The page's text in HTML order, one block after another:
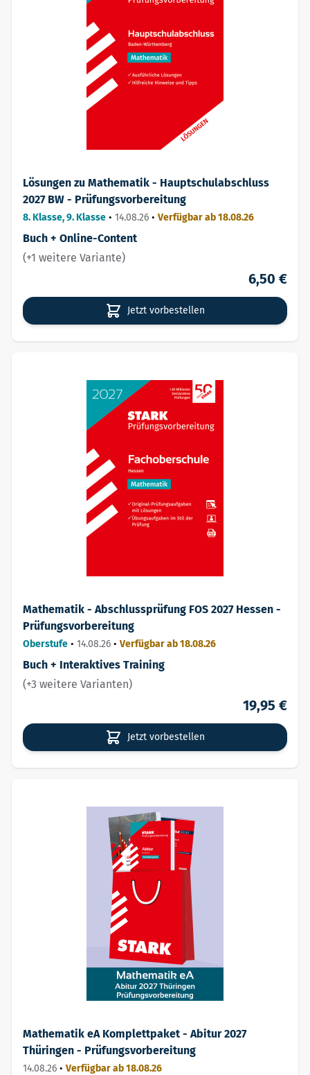
Lösungen zu Mathematik - Hauptschulabschluss
2027 BW - Prüfungsvorbereitung
8. Klasse, 9. Klasse • 14.08.26 • Verfügbar ab 18.08.26
Buch + Online-Content
(+1 weitere Variante)
6,50 €
Jetzt vorbestellen
Mathematik - Abschlussprüfung FOS 2027 Hessen -
Prüfungsvorbereitung
Oberstufe • 14.08.26 • Verfügbar ab 18.08.26
Buch + Interaktives Training
(+3 weitere Varianten)
19,95 €
Jetzt vorbestellen
Mathematik eA Komplettpaket - Abitur 2027
Thüringen - Prüfungsvorbereitung
14.08.26 • Verfügbar ab 18.08.26